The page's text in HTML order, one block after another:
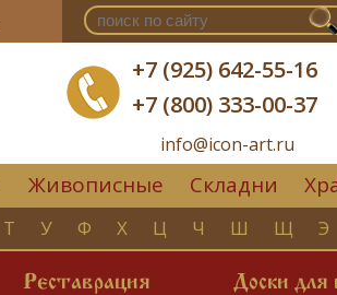
+7 (925) 642-55-16
+7 (800) 333-00-37
info@icon-art.ru
Живописные Складни
Т У Ф Х Ц Ч Ш Щ Э
Реставрация Доски для